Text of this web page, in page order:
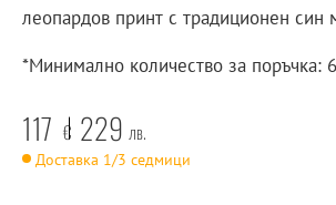
леопардов принт с традиционен син
*Минимално количество за поръчка:
117 € 229 лв.
Доставка 1/3 седмици